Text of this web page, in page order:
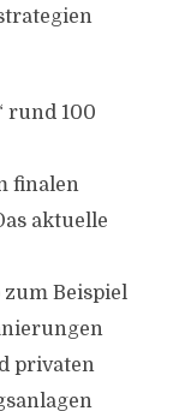
rund 100
finalen
aktuelle
Beispiel
privaten